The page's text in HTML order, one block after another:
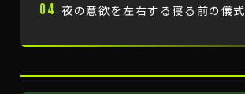
04 夜の意欲を左右する寝る前の儀式